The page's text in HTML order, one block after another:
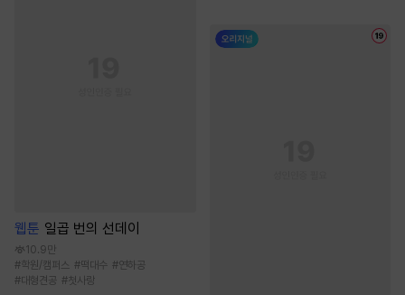
웹툰 일곱 번의 선데이
10.9만
#학원/캠퍼스 #떡대수 #연하공
#대형견공 #첫사랑